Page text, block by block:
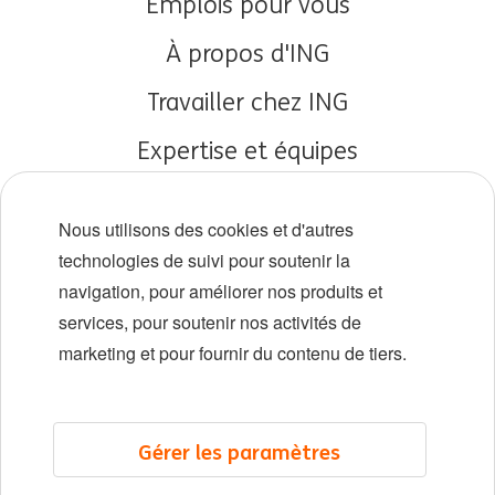
À propos d'ING
Travailler chez ING
Expertise et équipes
Diversité et inclusion
Localisations
Événements
LinkedIn
Nous utilisons des cookies et d'autres
technologies de suivi pour soutenir la
navigation, pour améliorer nos produits et
services, pour soutenir nos activités de
marketing et pour fournir du contenu de tiers.
Gérer les paramètres